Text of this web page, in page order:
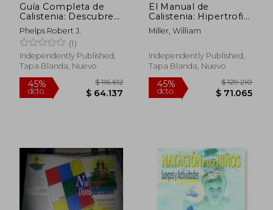
Guía Completa de
Calistenia: Descubre
los Mejores
Entrenamientos de
Cuerpo Libre. La Guía
Ilustrada Para
Aumentar la Fuerza,
Phelps Robert J.
(1)
Independently Published,
Tapa Blanda, Nuevo
El Manual de
Calistenia: Hipertrofia
y Fuerza del Cuerpo
Libre. Los mejores
entrenamiento y
nutrición específica
Miller, William
Independently Published,
Tapa Blanda, Nuevo